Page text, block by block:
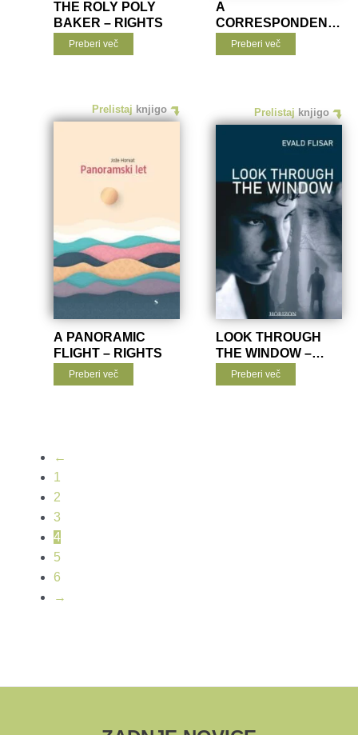
THE ROLY POLY
BAKER – RIGHTS
Preberi več
A
CORRESPONDENT
FROM HAVANA –
RIGHTS
Preberi več
Prelistaj knjigo
A PANORAMIC
FLIGHT – RIGHTS
Preberi več
Prelistaj knjigo
LOOK THROUGH
THE WINDOW –
RIGHTS
Preberi več
←
1
2
3
4
5
6
→